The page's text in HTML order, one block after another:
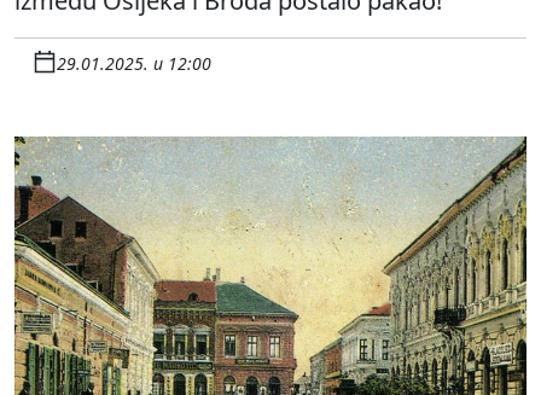
29.01.2025. u 12:00